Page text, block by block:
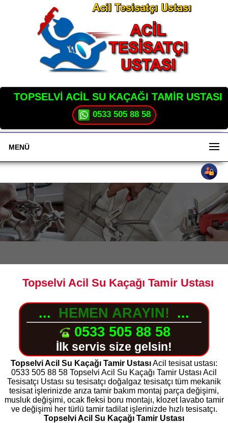
TOPSELVİ ACİL SU KAÇAĞI TAMİR USTASI
0533 505 88 58
MENÜ
Topselvi Acil Su Kaçağı Tamir Ustası
... HEMEN ARAYIN! ...
0533 505 88 58
İlk servis size gelsin!
Topselvi Acil Su Kaçağı Tamir UstasıAcil tesisat ustası:
0533 505 88 58 Topselvi Acil Su Kaçağı Tamir Ustası Acil
Tesisatçı Ustası su tesisatçı doğalgaz tesisatçı tüm mekanik
tesisat işlerinizde arıza tamir bakım montaj parça değişimi,
musluk değişimi, ocak fleksi boru montajı, klozet lavabo tamir
ve değişimi her türlü tamir tadilat işlerinizde hızlı tesisatçı.
Topselvi Acil Su Kaçağı Tamir Ustası